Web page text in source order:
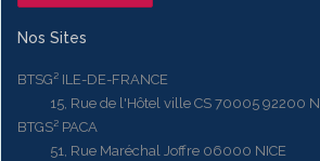
Nos Sites
BTSG² ILE-DE-FRANCE
15, Rue de l'Hôtel ville CS 70005 92200
BTGS² PACA
51, Rue Maréchal Joffre 06000 NICE